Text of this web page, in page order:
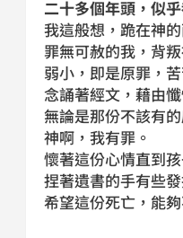
二十多個年頭，似
我這般想，跪在神
罪無可赦的我，背
弱小，即是原罪，
念誦著經文，藉由
無論是那份不該有
神啊，我有罪。
懷著這份心情直到
捏著遺書的手有些
希望這份死亡，能